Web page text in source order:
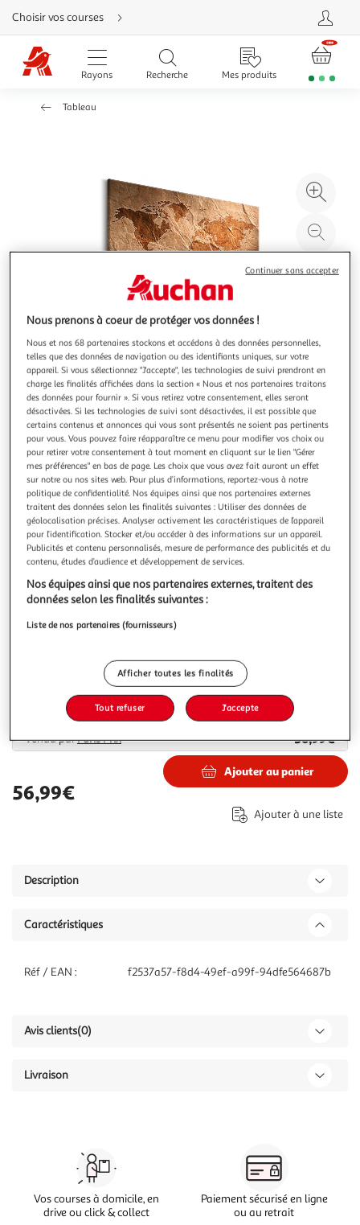
Aller
directement
au
contenu
Aller
directement
Aller
Choisir vos courses
Rayons Recherche Mes produits
Tableau
à
Illustration
précédente
Illustration
suivante
PARIS PRIX
Tableau en Liège Carte du Monde - Paper Map
Informations Techniques : Matière : Structure : Bois & Liège
Revêtement : Toile Spécificités : Format : Rectangulaire
Tableau écologique en Liège (3mm d'épaisseur) Haute
Résolution de l'image & profondeur des couleurs
Impression continue sur les côtés latéraux du tableau
Produit original avec une
En savoir +
Vendu parParis Prix
Couleur
Multicolore
Taille
40 x 60 cm
Livraison dès 8/9 jours
8,99€
Plus d'options
Vendu parParis Prix 56,99€
56,99€
Ajouter au panier
Ajouter à une liste
Description
Caractéristiques
Réf / EAN : f2537a57-f8d4-49ef-a99f-94dfe564687b
Avis clients(0)
Livraison
Vos courses à domicile, en
drive ou click & collect
Paiement sécurisé en ligne
ou au retrait
Nous prenons à coeur de protéger vos données !
Nous et nos 68 partenaires stockons et accédons à des données personnelles,
telles que des données de navigation ou des identifiants uniques, sur votre
appareil. Si vous sélectionnez "J'accepte", les technologies de suivi prendront en
charge les finalités affichées dans la section « Nous et nos partenaires traitons
des données pour fournir ». Si vous retirez votre consentement, elles seront
désactivées. Si les technologies de suivi sont désactivées, il est possible que
certains contenus et annonces qui vous sont présentés ne soient pas pertinents
pour vous. Vous pouvez faire réapparaître ce menu pour modifier vos choix ou
pour retirer votre consentement à tout moment en cliquant sur le lien "Gérer
mes préférences" en bas de page. Les choix que vous avez fait auront un effet
sur notre ou nos sites web. Pour plus d’informations, reportez-vous à notre
politique de confidentialité. Nos équipes ainsi que nos partenaires externes
traitent des données selon les finalités suivantes : Utiliser des données de
géolocalisation précises. Analyser activement les caractéristiques de l’appareil
pour l’identification. Stocker et/ou accéder à des informations sur un appareil.
Publicités et contenu personnalisés, mesure de performance des publicités et du
contenu, études d’audience et développement de services.
Nos équipes ainsi que nos partenaires externes, traitent des
données selon les finalités suivantes :
Liste de nos partenaires (fournisseurs)
Afficher toutes les finalités
Tout refuser J'accepte
Continuer sans accepter